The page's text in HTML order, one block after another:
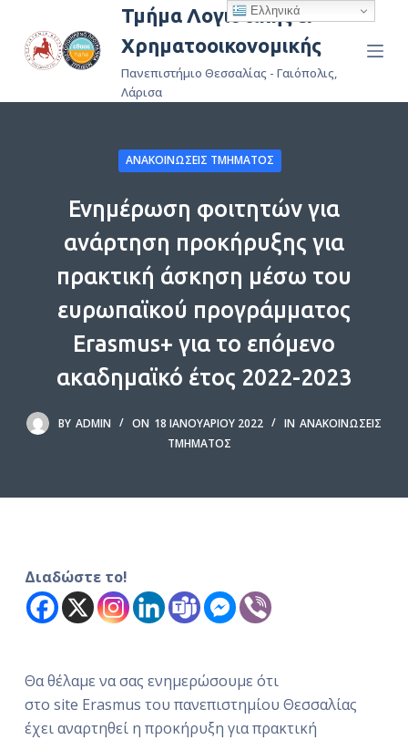
ε
ό
ν
Τμήμα Λογιστικής &
Χρηματοοικονομικής
Πανεπιστήμιο Θεσσαλίας - Γαιόπολις,
Λάρισα
ΑΝΑΚΟΙΝΏΣΕΙΣ ΤΜΉΜΑΤΟΣ
Ενημέρωση φοιτητών για
ανάρτηση προκήρυξης για
πρακτική άσκηση μέσω του
ευρωπαϊκού προγράμματος
Erasmus+ για το επόμενο
ακαδημαϊκό έτος 2022-2023
BY ADMIN ON 18 ΙΑΝΟΥΑΡΊΟΥ 2022 IN ΑΝΑΚΟΙΝΏΣΕΙΣ
ΤΜΉΜΑΤΟΣ
Διαδώστε το!
Θα θέλαμε να σας ενημερώσουμε ότι
στο site Erasmus του πανεπιστημίου Θεσσαλίας
έχει αναρτηθεί η προκήρυξη για πρακτική
Ελληνικά